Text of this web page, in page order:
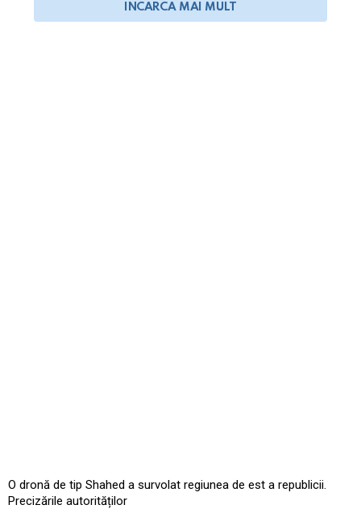
INCARCA MAI MULT
O dronă de tip Shahed a survolat regiunea de est a republicii.
Precizările autorităților